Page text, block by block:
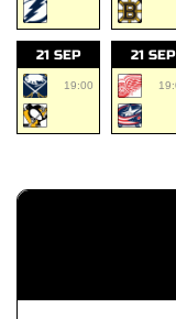
21 SEP
19:00
21 SEP